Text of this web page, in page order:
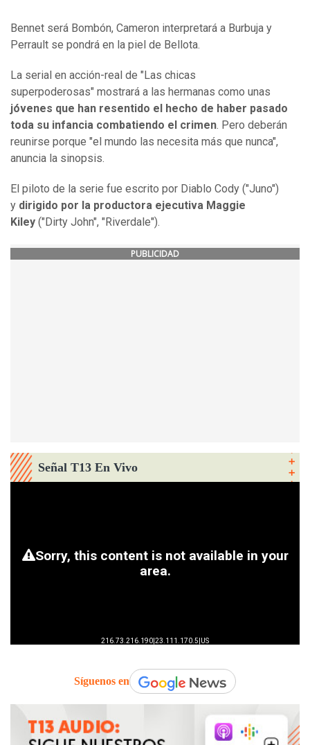
Bennet será Bombón, Cameron interpretará a Burbuja y
Perrault se pondrá en la piel de Bellota.
La serial en acción-real de "Las chicas
superpoderosas" mostrará a las hermanas como unas
jóvenes que han resentido el hecho de haber pasado
toda su infancia combatiendo el crimen. Pero deberán
reunirse porque "el mundo las necesita más que nunca",
anuncia la sinopsis.
El piloto de la serie fue escrito por Diablo Cody ("Juno")
y dirigido por la productora ejecutiva Maggie
Kiley ("Dirty John", "Riverdale").
PUBLICIDAD
Señal T13 En Vivo
Síguenos en